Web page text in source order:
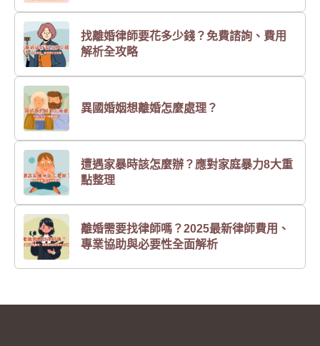
找離婚律師要花多少錢？免費諮詢、費用
解析全攻略
異國婚姻想離婚怎麼處理？
遭遇家暴時該怎麼辦？應對家庭暴力8大重
點整理
離婚需要找律師嗎？2025最新律師費用、
專業協助與必要性全面解析